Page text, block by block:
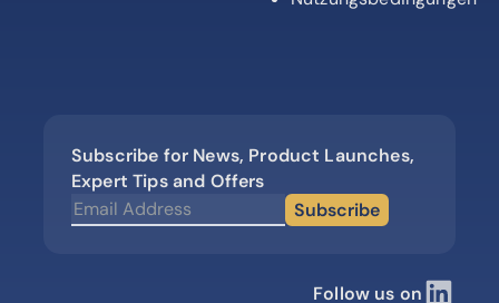
Subscribe for News, Product Launches,
Expert Tips and Offers
Subscribe
Follow us on